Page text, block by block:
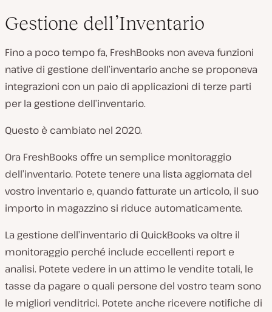
Gestione dell’Inventario
Fino a poco tempo fa, FreshBooks non aveva funzioni
native di gestione dell’inventario anche se proponeva
integrazioni con un paio di applicazioni di terze parti
per la gestione dell’inventario.
Questo è cambiato nel 2020.
Ora FreshBooks offre un semplice monitoraggio
dell’inventario. Potete tenere una lista aggiornata del
vostro inventario e, quando fatturate un articolo, il suo
importo in magazzino si riduce automaticamente.
La gestione dell’inventario di QuickBooks va oltre il
monitoraggio perché include eccellenti report e
analisi. Potete vedere in un attimo le vendite totali, le
tasse da pagare o quali persone del vostro team sono
le migliori venditrici. Potete anche ricevere notifiche di